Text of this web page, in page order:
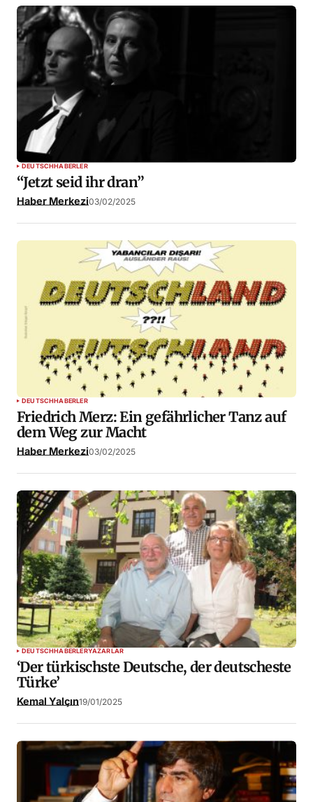
DEUTSCHHABERLER
“Jetzt seid ihr dran”
Haber Merkezi03/02/2025
DEUTSCHHABERLER
Friedrich Merz: Ein gefährlicher Tanz auf
dem Weg zur Macht
Haber Merkezi03/02/2025
DEUTSCHHABERLERYAZARLAR
‘Der türkischste Deutsche, der deutscheste
Türke’
Kemal Yalçın19/01/2025